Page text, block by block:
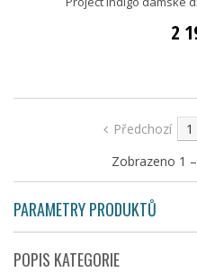
2
Předchozí 1
Zobrazeno 1
PARAMETRY PRODUKTŮ
POPIS KATEGORIE